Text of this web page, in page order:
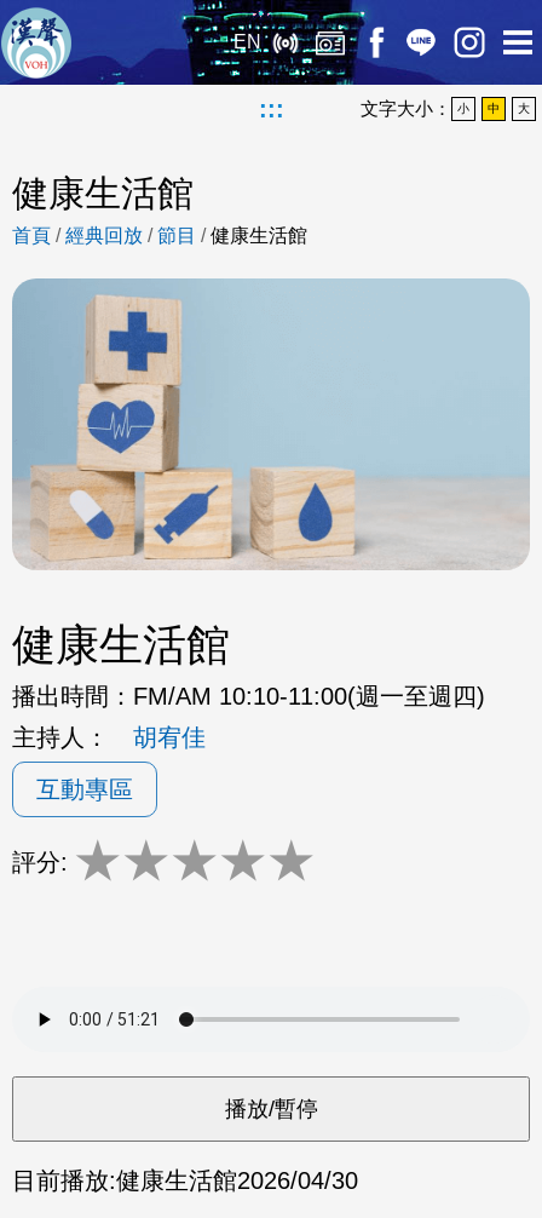
EN
::: 文字大小： 小 中 大
健康生活館
首頁 /經典回放 /節目 /健康生活館
健康生活館
播出時間： FM/AM 10:10-11:00(週一至週四)
主持人：
胡宥佳
互動專區
評分: ★★★★★
目前播放:健康生活館2026/04/30